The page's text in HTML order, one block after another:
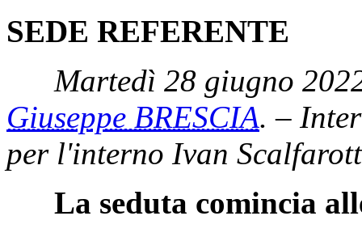
SEDE REFERENTE
Martedì 28 giugno
Giuseppe BRESCIA. –
per l'interno Ivan
La seduta comincia